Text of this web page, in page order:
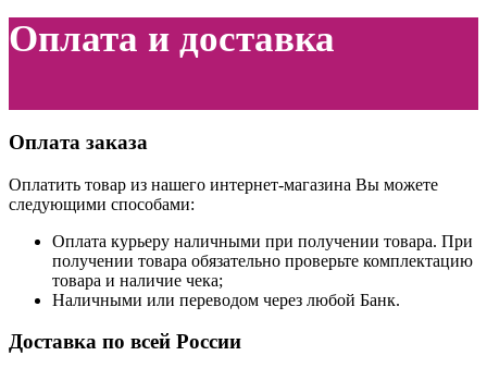
Оплата и доставка
Оплата заказа
Оплатить товар из нашего интернет-магазина Вы можете
следующими способами:
Оплата курьеру наличными при получении товара. При
получении товара обязательно проверьте комплектацию
товара и наличие чека;
Наличными или переводом через любой Банк.
Доставка по всей России